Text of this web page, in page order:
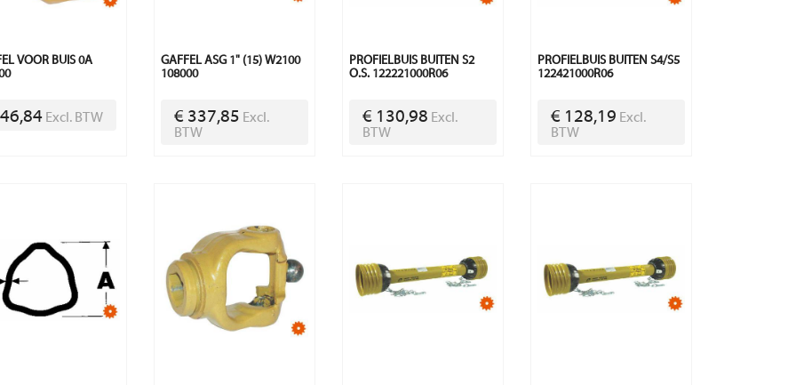
VOOR BUIS 0A
Excl. BTW
GAFFEL ASG 1" (15) W2100
108000
€ 337,85 Excl.
BTW
PROFIELBUIS BUITEN S2
O.S. 122221000R06
€ 130,98 Excl.
BTW
PROFIELBUIS BUITEN S4/S5
122421000R06
€ 128,19 Excl.
BTW